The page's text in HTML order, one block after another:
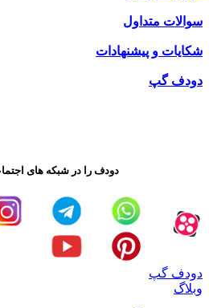
سوالات متداول
شکایات و پیشنهادات
دودف گپ
دودف را در شبکه های
دودف گپ
وبلاگ